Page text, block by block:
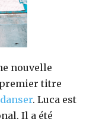
nouvelle
premier titre
. Luca est
Il a été